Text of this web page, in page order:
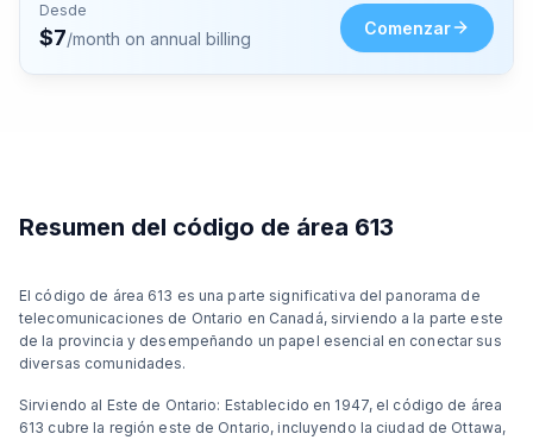
Desde
$7/month on annual billing
Comenzar
Resumen del código de área 613
El código de área 613 es una parte significativa del panorama de
telecomunicaciones de Ontario en Canadá, sirviendo a la parte este
de la provincia y desempeñando un papel esencial en conectar sus
diversas comunidades.
Sirviendo al Este de Ontario: Establecido en 1947, el código de área
613 cubre la región este de Ontario, incluyendo la ciudad de Ottawa,